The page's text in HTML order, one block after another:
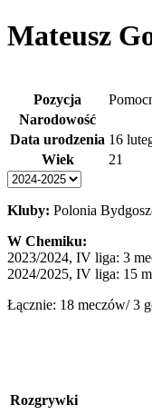
Mateusz
Pozycja
Narodowość
Data urodzenia 16
Wiek
21
Kluby: Polonia
W Chemiku:
2023/2024, IV liga: 3
2024/2025, IV liga: 15
Łącznie: 18 meczów/ 3
Rozgrywki